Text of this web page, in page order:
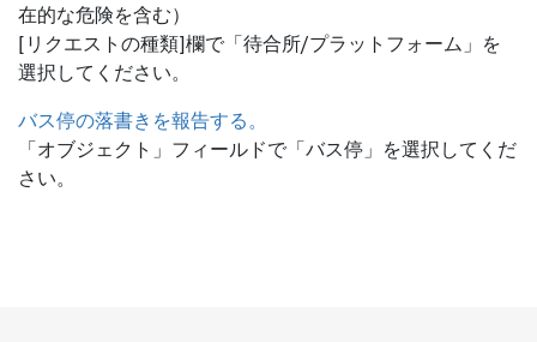
在的な危険を含む）
[リクエストの種類]欄で「待合所/プラットフォーム」を
選択してください。
バス停の落書きを報告する。
「オブジェクト」フィールドで「バス停」を選択してくだ
さい。